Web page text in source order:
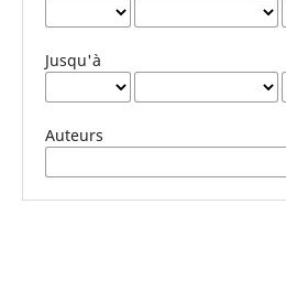
Jusqu'à
Auteurs